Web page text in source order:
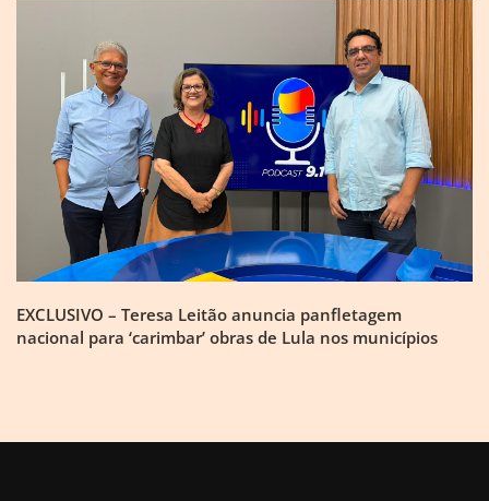
EXCLUSIVO – Teresa Leitão anuncia panfletagem
nacional para ‘carimbar’ obras de Lula nos municípios